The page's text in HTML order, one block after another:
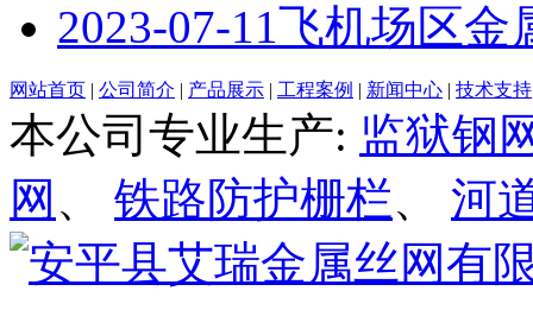
2023-07-11飞机场区金
网站首页 | 公司简介 | 产品展示 | 工程案例 | 新闻中心 | 技术支持
本公司专业生产: 监狱钢
网 、 铁路防护栅栏、 河